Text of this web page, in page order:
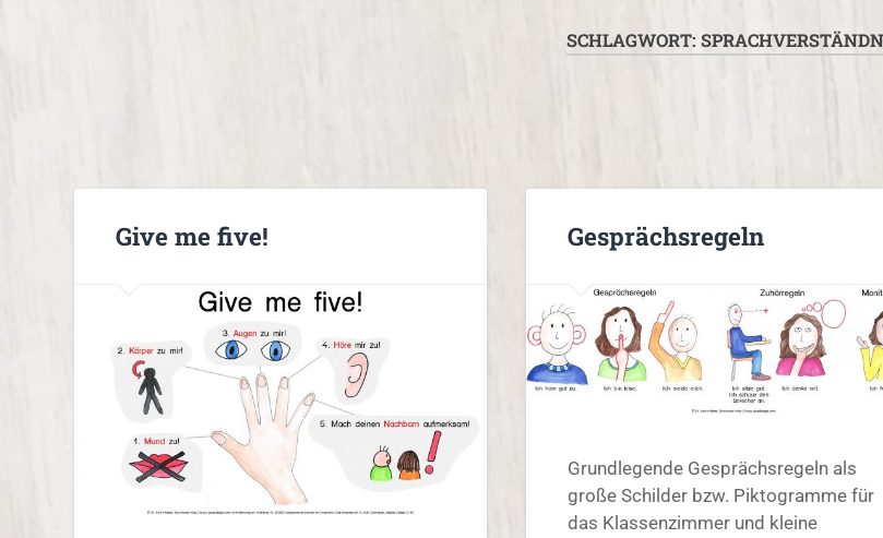
SCHLAGWORT:
Give me five! Gesprächsregeln
Grundlegende Gesprächsregeln als
große Schilder bzw. Piktogramme für
das Klassenzimmer und kleine